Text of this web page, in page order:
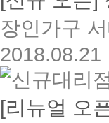
장인가구
2018.08.21
[리뉴얼 오